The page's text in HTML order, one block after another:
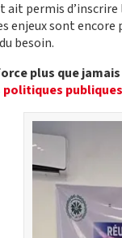
ait permis
enjeux sont
besoin.
plus que jamais